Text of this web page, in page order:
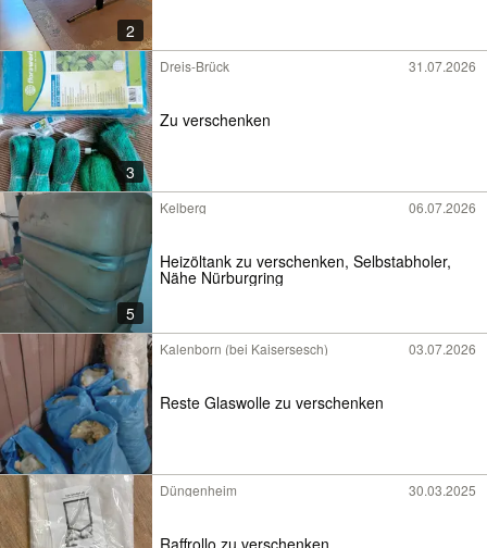
2
3
Dreis-Brück 31.07.2026
Zu verschenken
5
Kelberg 06.07.2026
Heizöltank zu verschenken, Selbstabholer,
Nähe Nürburgring
Kalenborn (bei Kaisersesch) 03.07.2026
Reste Glaswolle zu verschenken
Düngenheim 30.03.2025
Raffrollo zu verschenken